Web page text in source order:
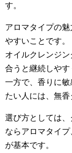
す。
アロマタイプの
やすいことです。
オイルクレンジ
合うと継続しやす
一方で、香りに
たい人には、無香
選び方としては
ならアロマタイ
が基本です。